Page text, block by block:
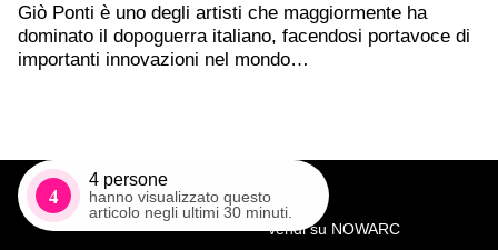
Giò Ponti è uno degli artisti che maggiormente ha
dominato il dopoguerra italiano, facendosi portavoce di
importanti innovazioni nel mondo…
4
4 persone
hanno visualizzato questo
articolo negli ultimi 30 minuti.
Vendi su NOWARC